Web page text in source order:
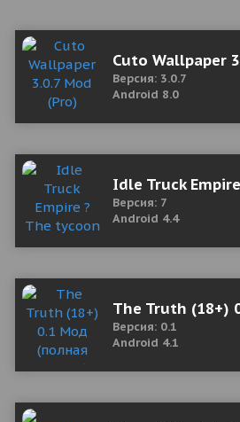
Cuto Wallpaper
Версия: 3.0.7
Android 8.0
Idle Truck
Версия: 7
Android 4.4
The Truth (18+)
Версия: 0.1
Android 4.1